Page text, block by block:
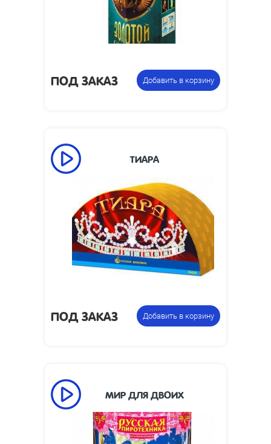
ПОД ЗАКАЗ Добавить в корзину
ТИАРА
Время работы, сек:
Цена указана за фасовку:
Фонтан
ПОД ЗАКАЗ Добавить в корзину
МИР ДЛЯ ДВОИХ
Время работы, сек:
90
Высота взлета, м:
6